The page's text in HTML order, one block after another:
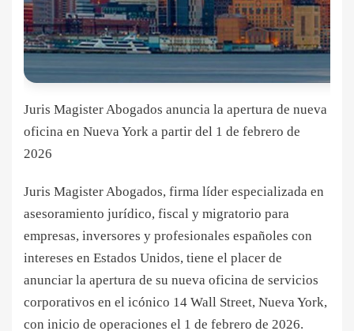
Juris Magister Abogados anuncia la apertura de nueva
oficina en Nueva York a partir del 1 de febrero de
2026
Juris Magister Abogados, firma líder especializada en
asesoramiento jurídico, fiscal y migratorio para
empresas, inversores y profesionales españoles con
intereses en Estados Unidos, tiene el placer de
anunciar la apertura de su nueva oficina de servicios
corporativos en el icónico 14 Wall Street, Nueva York,
con inicio de operaciones el 1 de febrero de 2026.